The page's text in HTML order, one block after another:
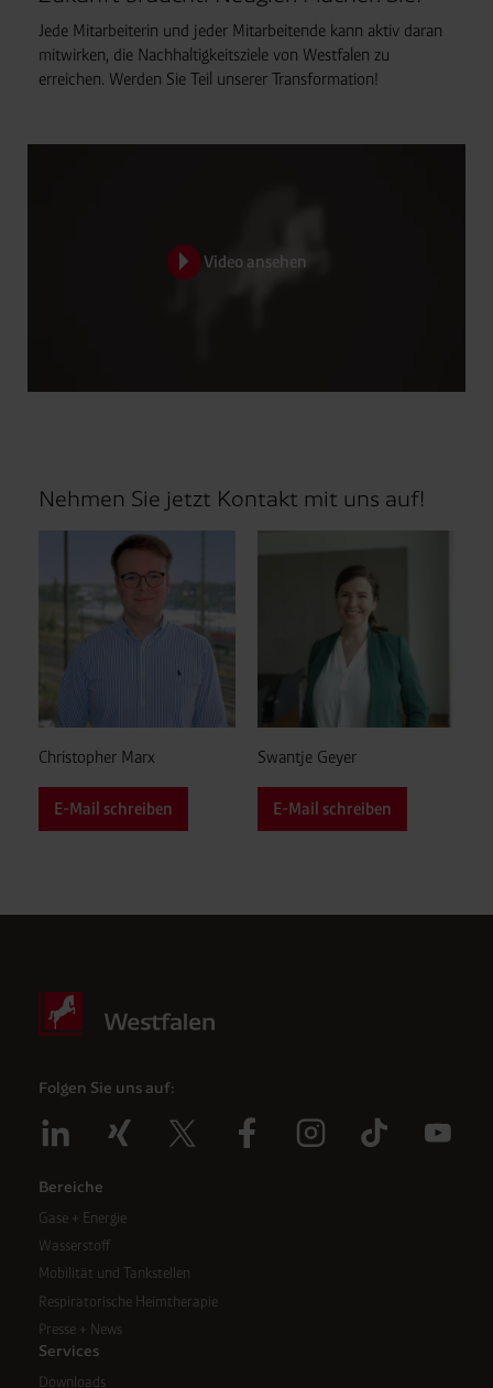
Video ansehen
Jede Mitarbeiterin und jeder Mitarbeitende kann aktiv daran
mitwirken, die Nachhaltigkeitsziele von Westfalen zu
erreichen. Werden Sie Teil unserer Transformation!
Nehmen Sie jetzt Kontakt mit uns auf!
Christopher Marx
E-Mail schreiben
Swantje Geyer
E-Mail schreiben
Folgen Sie uns auf:
Bereiche
Gase + Energie
Wasserstoff
Mobilität und Tankstellen
Respiratorische Heimtherapie
Presse + News
Services
Downloads